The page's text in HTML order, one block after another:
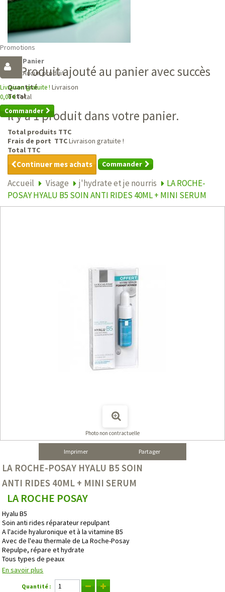
Promotions
Panier
Aucun produit
Livraison gratuite ! Livraison
0,00 €Total
Commander
Produit ajouté au panier avec succès
Quantité
Total
Il y a 1 produit dans votre panier.
Total produits TTC
Frais de port TTCLivraison gratuite !
Total TTC
Continuer mes achats Commander
Accueil Visage j'hydrate et je nourris
LA ROCHE-
POSAY HYALU B5 SOIN ANTI RIDES 40ML + MINI SERUM
Photo non contractuelle
Imprimer Partager
LA ROCHE-POSAY HYALU B5 SOIN
ANTI RIDES 40ML + MINI SERUM
LA ROCHE POSAY
Hyalu B5
Soin anti rides réparateur repulpant
A l'acide hyaluronique et à la vitamine B5
Avec de l'eau thermale de La Roche-Posay
Repulpe, répare et hydrate
Tous types de peaux
En savoir plus
Quantité :